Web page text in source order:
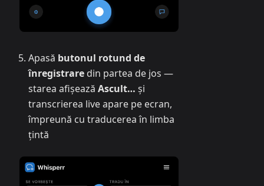
Apasă butonul rotund de
înregistrare din partea de jos —
starea afișează Ascult… și
transcrierea live apare pe ecran,
împreună cu traducerea în limba
țintă